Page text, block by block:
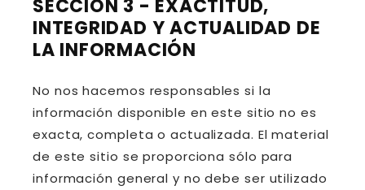
SECCIÓN 3 - EXACTITUD,
INTEGRIDAD Y ACTUALIDAD DE
LA INFORMACIÓN
No nos hacemos responsables si la
información disponible en este sitio no es
exacta, completa o actualizada. El material
de este sitio se proporciona sólo para
información general y no debe ser utilizado